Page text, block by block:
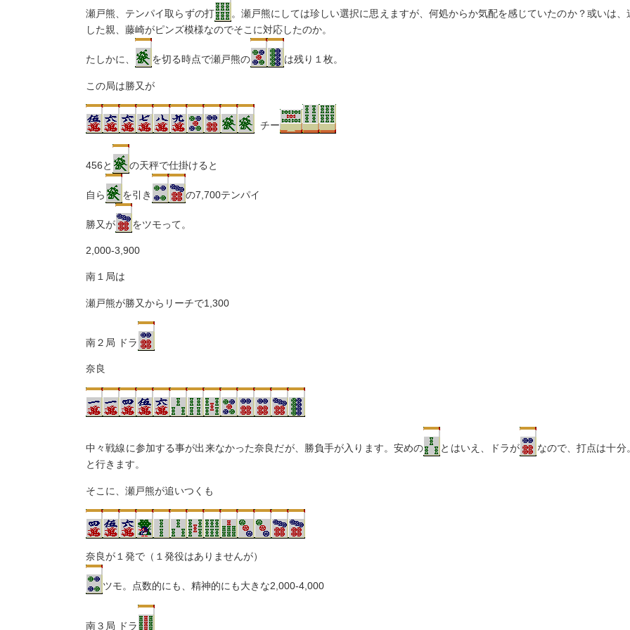
瀬戸熊、テンパイ取らずの打
。瀬戸熊にしては珍しい選択に思えますが、何処からか気配を感じていたのか？或いは、
した親、藤崎がピンズ模様なのでそこに対応したのか。
たしかに、 を切る時点で瀬戸熊の は残り１枚。
この局は勝又が
チー
456と の天秤で仕掛けると
自ら を引き の7,700テンパイ
勝又が をツモって。
2,000-3,900
南１局は
瀬戸熊が勝又からリーチで1,300
南２局 ドラ
奈良
中々戦線に参加する事が出来なかった奈良だが、勝負手が入ります。安めの とはいえ、ドラが
なので、打点は十分
と行きます。
そこに、瀬戸熊が追いつくも
奈良が１発で（１発役はありませんが）
ツモ。点数的にも、精神的にも大きな2,000-4,000
南３局 ドラ